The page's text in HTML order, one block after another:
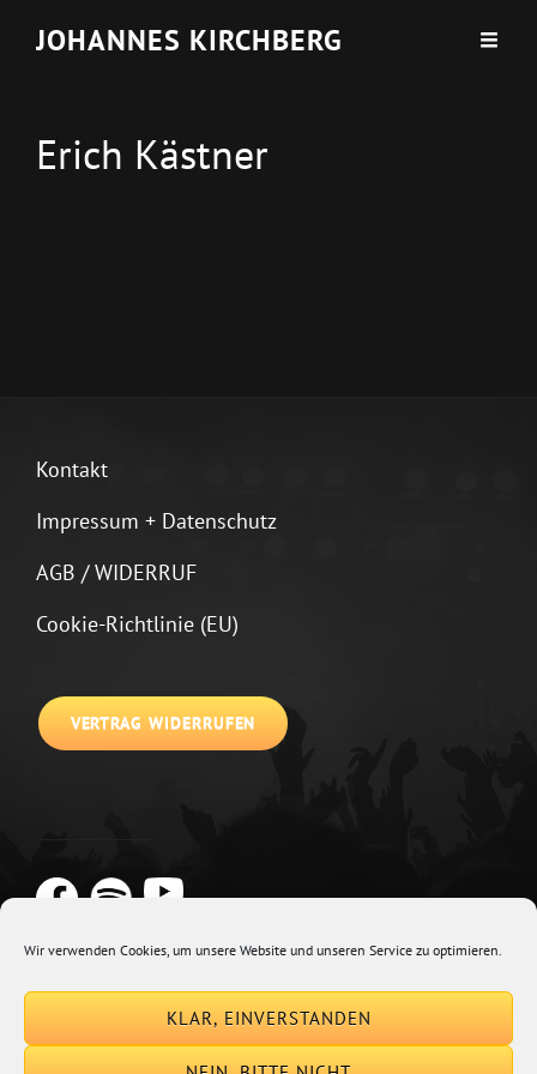
Wir verwenden Cookies, um unsere Website und unseren Service zu optimieren.
KLAR, EINVERSTANDEN
JOHANNES KIRCHBERG
Erich Kästner
Kontakt
Impressum + Datenschutz
AGB / WIDERRUF
Cookie-Richtlinie (EU)
VERTRAG WIDERRUFEN
Euphony By Catch Themes